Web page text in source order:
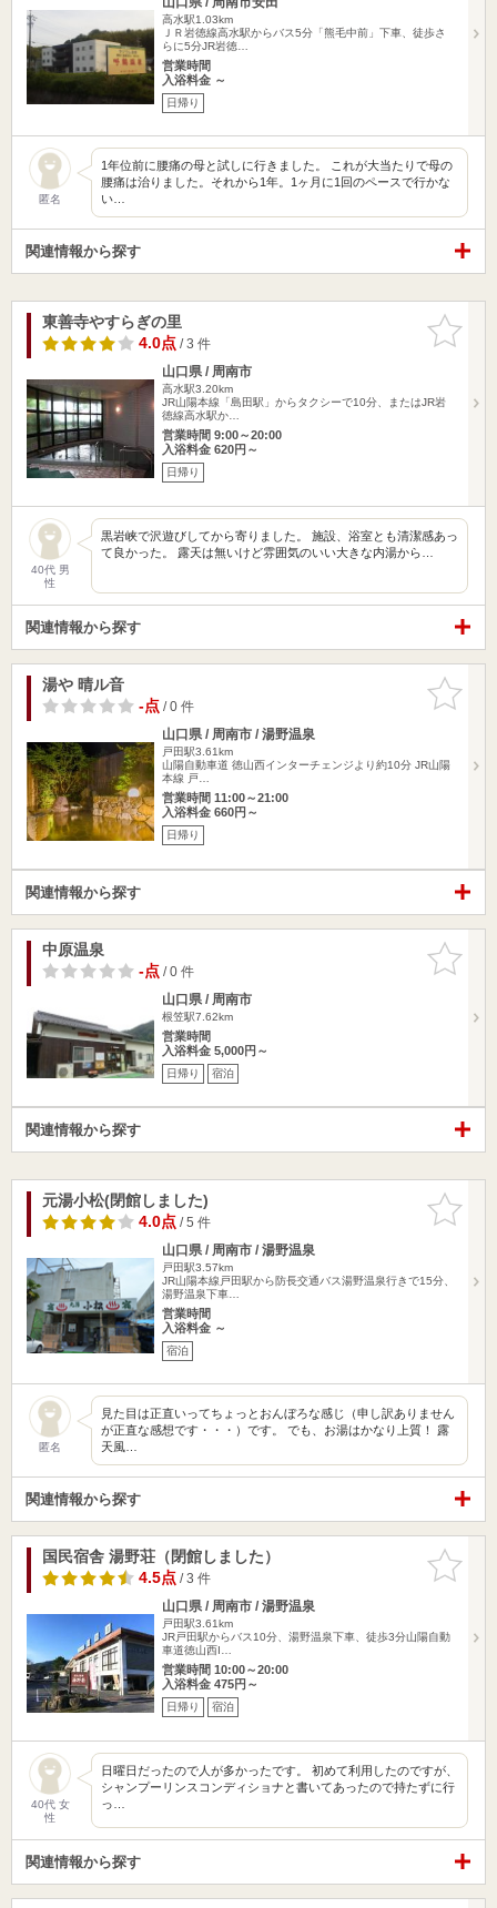
高水駅1.03km
ＪＲ岩徳線高水駅からバス5分「熊毛中前」下車、徒歩さ
らに5分JR岩徳…
営業時間
入浴料金 ～
日帰り
匿名
1年位前に腰痛の母と試しに行きました。 これが大当たりで母の
腰痛は治りました。それから1年。1ヶ月に1回のペースで行かな
い…
関連情報から探す
お気に入
りに追加
東善寺やすらぎの里
4.0点/ 3 件
山口県 / 周南市
高水駅3.20km
JR山陽本線「島田駅」からタクシーで10分、またはJR岩
徳線高水駅か…
営業時間 9:00～20:00
入浴料金 620円～
日帰り
40代 男
性
黒岩峡で沢遊びしてから寄りました。 施設、浴室とも清潔感あっ
て良かった。 露天は無いけど雰囲気のいい大きな内湯から…
関連情報から探す
お気に入
りに追加
湯や 晴ル音
-点/ 0 件
山口県 / 周南市 / 湯野温泉
戸田駅3.61km
山陽自動車道 徳山西インターチェンジより約10分 JR山陽
本線 戸…
営業時間 11:00～21:00
入浴料金 660円～
日帰り
関連情報から探す
お気に入
りに追加
中原温泉
-点/ 0 件
山口県 / 周南市
根笠駅7.62km
営業時間
入浴料金 5,000円～
日帰り 宿泊
関連情報から探す
お気に入
りに追加
元湯小松(閉館しました)
4.0点/ 5 件
山口県 / 周南市 / 湯野温泉
戸田駅3.57km
JR山陽本線戸田駅から防長交通バス湯野温泉行きで15分、
湯野温泉下車…
営業時間
入浴料金 ～
宿泊
匿名
見た目は正直いってちょっとおんぼろな感じ（申し訳ありません
が正直な感想です・・・）です。 でも、お湯はかなり上質！ 露
天風…
関連情報から探す
お気に入
りに追加
国民宿舎 湯野荘（閉館しました）
4.5点/ 3 件
山口県 / 周南市 / 湯野温泉
戸田駅3.61km
JR戸田駅からバス10分、湯野温泉下車、徒歩3分山陽自動
車道徳山西I…
営業時間 10:00～20:00
入浴料金 475円～
日帰り 宿泊
40代 女
性
日曜日だったので人が多かったです。 初めて利用したのですが、
シャンプーリンスコンディショナと書いてあったので持たずに行
っ…
関連情報から探す